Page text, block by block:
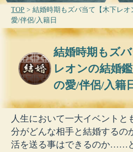
TOP > 結婚時期もズバ当て【木下レ
愛/伴侶/入籍日
結婚時期もズ
レオンの結婚
の愛/伴侶/入籍
人生において一大イベントと
分がどんな相手と結婚する
活を送る事はできるのか……